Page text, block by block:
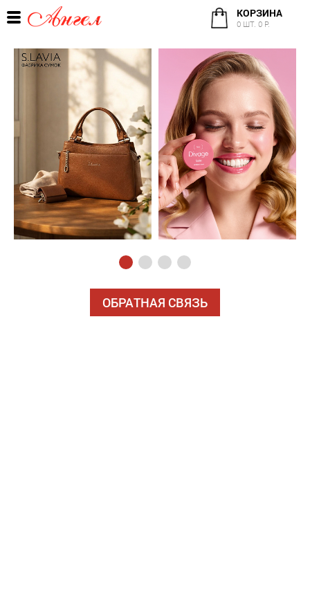
КОРЗИНА
0 ШТ. 0 Р.
ОБРАТНАЯ СВЯЗЬ